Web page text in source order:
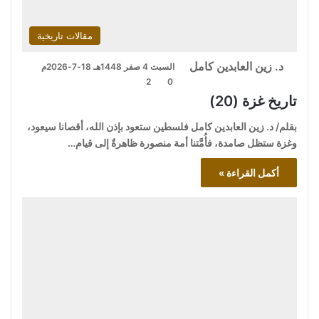
مقالات تاريخية
د. زين العابدين كامل
السبت 4 صفر 1448هـ 18-7-2026م
0
2
تاريخ غزة (20)
بقلم/ د. زين العابدين كامل فلسطين ستعود بإذن الله، أقصانا سيعود،
وغزة ستظل صامدة، فأُمَّتنا أمة منصورة ظاهرةٌ إلى قيام…
أكمل القراءة »